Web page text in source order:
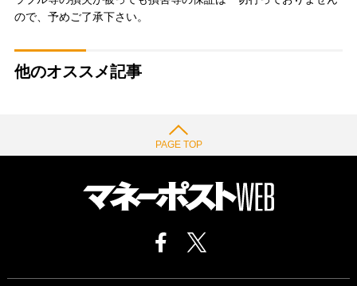
ので、予めご了承下さい。
他のオススメ記事
PAGE TOP